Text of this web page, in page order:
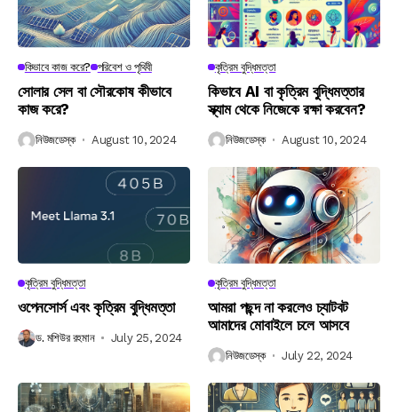
কিভাবে কাজ করে? পরিবেশ ও পৃথিবী
সোলার সেল বা সৌরকোষ কীভাবে
কাজ করে?
নিউজডেস্ক August 10, 2024
কৃত্রিম বুদ্ধিমত্তা
কিভাবে AI বা কৃত্রিম বুদ্ধিমত্তার
স্ক্যাম থেকে নিজেকে রক্ষা করবেন?
নিউজডেস্ক August 10, 2024
কৃত্রিম বুদ্ধিমত্তা
ওপেনসোর্স এবং কৃত্রিম বুদ্ধিমত্তা
ড. মশিউর রহমান July 25, 2024
কৃত্রিম বুদ্ধিমত্তা
আমরা পছন্দ না করলেও চ্যাটবট
আমাদের মোবাইলে চলে আসবে
নিউজডেস্ক July 22, 2024